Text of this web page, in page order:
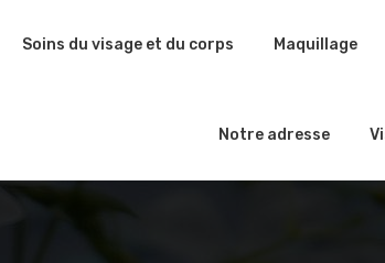
Soins du visage et du corps Maquillage
Notre adresse